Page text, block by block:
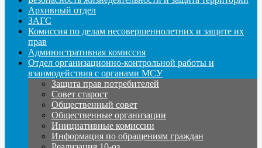
Архивный отдел
ЗАГС
Комиссия по делам несовершеннолетних и защите их
прав
Административная комиссия
Отдел организационно-контрольной работы и
взаимодействия с органами МСУ
Защита прав потребителей
Совет старост
Общественный совет
Общественные организации
Инициативные комиссии
Информация по обращениям граждан